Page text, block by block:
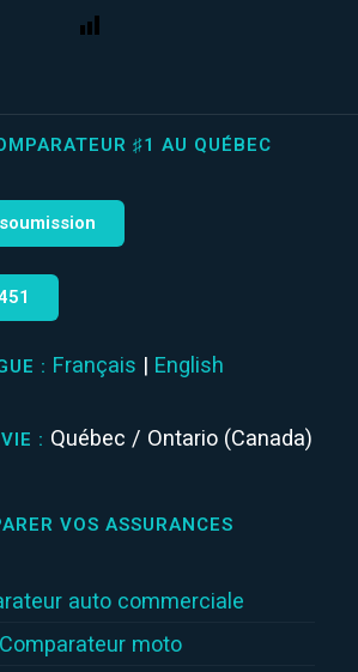
♯1 AU QUÉBEC
: Français | English
: Québec / Ontario (Canada)
VOS ASSURANCES
auto commerciale
Comparateur moto